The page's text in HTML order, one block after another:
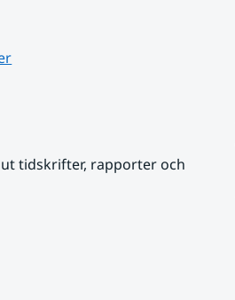
tidskrifter, rapporter och